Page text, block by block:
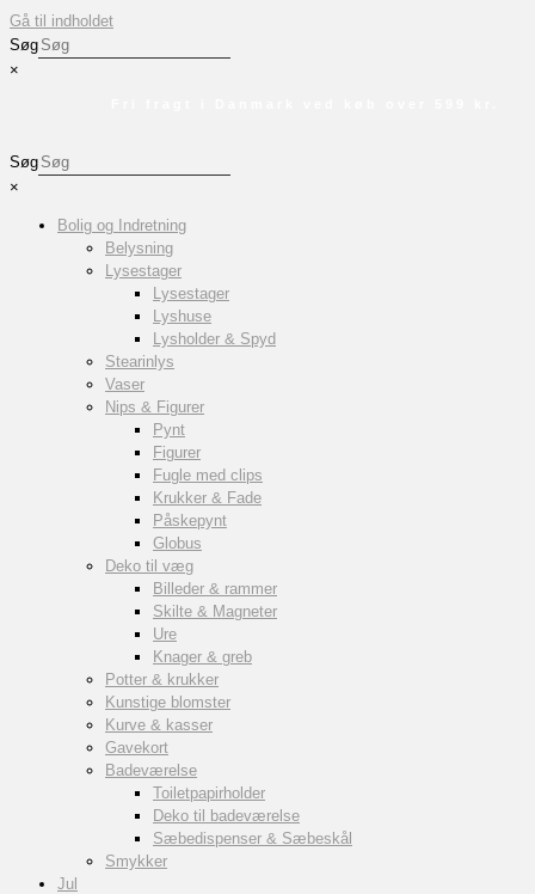
Gå til indholdet
Søg
×
Søg
×
Bolig og Indretning
Belysning
Lysestager
Lysestager
Lyshuse
Lysholder & Spyd
Stearinlys
Vaser
Nips & Figurer
Pynt
Figurer
Fugle med clips
Krukker & Fade
Påskepynt
Globus
Deko til væg
Billeder & rammer
Skilte & Magneter
Ure
Knager & greb
Potter & krukker
Kunstige blomster
Kurve & kasser
Gavekort
Badeværelse
Toiletpapirholder
Deko til badeværelse
Sæbedispenser & Sæbeskål
Smykker
Jul